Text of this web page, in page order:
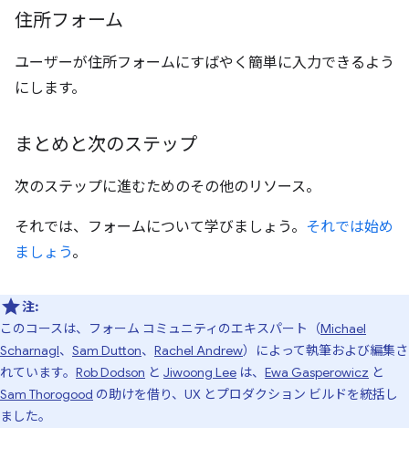
住所フォーム
ユーザーが住所フォームにすばやく簡単に入力できるよう
にします。
まとめと次のステップ
次のステップに進むためのその他のリソース。
それでは、フォームについて学びましょう。 それでは始め
ましょう。
注:
このコースは、フォーム コミュニティのエキスパート（Michael
Scharnagl、 Sam Dutton、 Rachel Andrew）によって執筆および編集さ
れています。 Rob Dodson と Jiwoong Lee は、 Ewa Gasperowicz と
Sam Thorogood の助けを借り、UX とプロダクション ビルドを統括し
ました。